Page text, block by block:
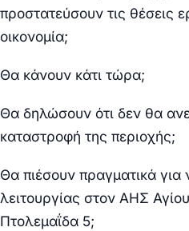
προστατεύσουν τις θέσεις
οικονομία;
Θα κάνουν κάτι τώρα;
Θα δηλώσουν ότι δεν θα
καταστροφή της περιοχής;
Θα πιέσουν πραγματικά
λειτουργίας στον ΑΗΣ
Πτολεμαΐδα 5;